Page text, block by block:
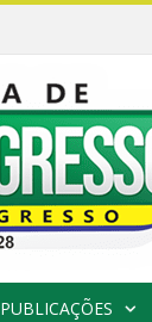
PUBLICAÇÕES